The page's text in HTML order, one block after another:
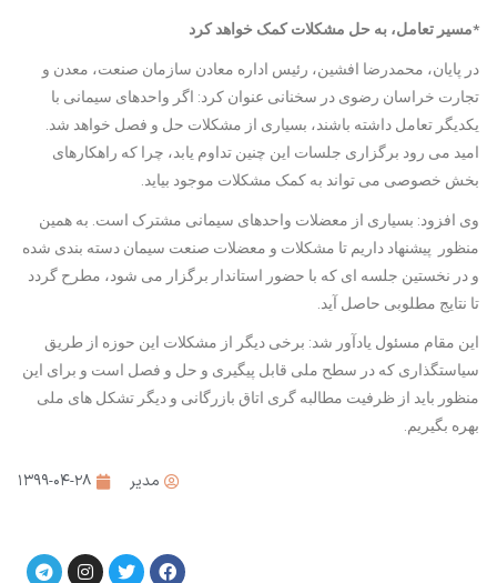
*مسیر تعامل، به حل مشکلات کمک خواهد کرد
در پایان، محمدرضا افشین، رئیس اداره معادن سازمان صنعت، معدن و
تجارت خراسان رضوی در سخنانی عنوان کرد: اگر واحدهای سیمانی با
یکدیگر تعامل داشته باشند، بسیاری از مشکلات حل و فصل خواهد شد.
امید می رود برگزاری جلسات این چنین تداوم یابد، چرا که راهکارهای
بخش خصوصی می تواند به کمک مشکلات موجود بیاید.
وی افزود: بسیاری از معضلات واحدهای سیمانی مشترک است. به همین
منظور پیشنهاد داریم تا مشکلات و معضلات صنعت سیمان دسته بندی شده
و در نخستین جلسه ای که با حضور استاندار برگزار می شود، مطرح گردد
تا نتایج مطلوبی حاصل آید.
این مقام مسئول یادآور شد: برخی دیگر از مشکلات این حوزه از طریق
سیاستگذاری که در سطح ملی قابل پیگیری و حل و فصل است و برای این
منظور باید از ظرفیت مطالبه گری اتاق بازرگانی و دیگر تشکل های ملی
بهره بگیریم.
مدیر ۱۳۹۹-۰۴-۲۸